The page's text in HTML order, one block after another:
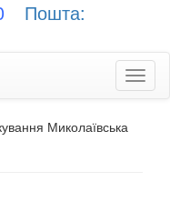
Пошта:
Миколаївська